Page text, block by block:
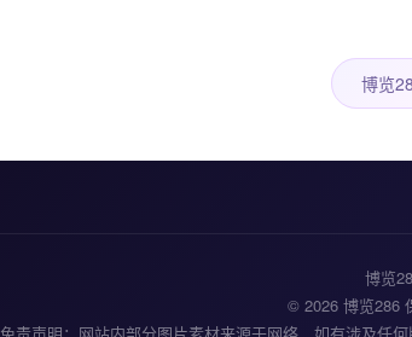
博览
博览
© 2026 博览286